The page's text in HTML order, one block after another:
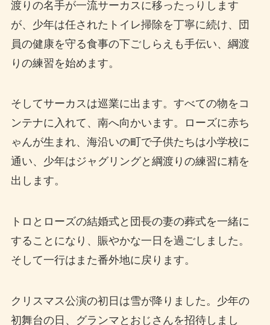
渡りの名手が一流サーカスに移ったっりします
が、少年は任されたトイレ掃除を丁寧に続け、団
員の健康を守る食事の下ごしらえも手伝い、綱渡
りの練習を始めます。
そしてサーカスは巡業に出ます。すべての物をコ
ンテナに入れて、南へ向かいます。ローズに赤ち
ゃんが生まれ、海沿いの町で子供たちは小学校に
通い、少年はジャグリングと綱渡りの練習に精を
出します。
トロとローズの結婚式と団長の妻の葬式を一緒に
することになり、賑やかな一日を過ごしました。
そして一行はまた番外地に戻ります。
クリスマス公演の初日は雪が降りました。少年の
初舞台の日、グランマとおじさんを招待しまし